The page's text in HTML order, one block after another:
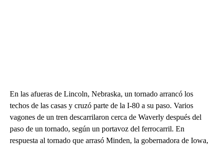
En las afueras de Lincoln, Nebraska, un tornado arrancó los
techos de las casas y cruzó parte de la I-80 a su paso. Varios
vagones de un tren descarrilaron cerca de Waverly después del
paso de un tornado, según un portavoz del ferrocarril. En
respuesta al tornado que arrasó Minden, la gobernadora de Iowa,